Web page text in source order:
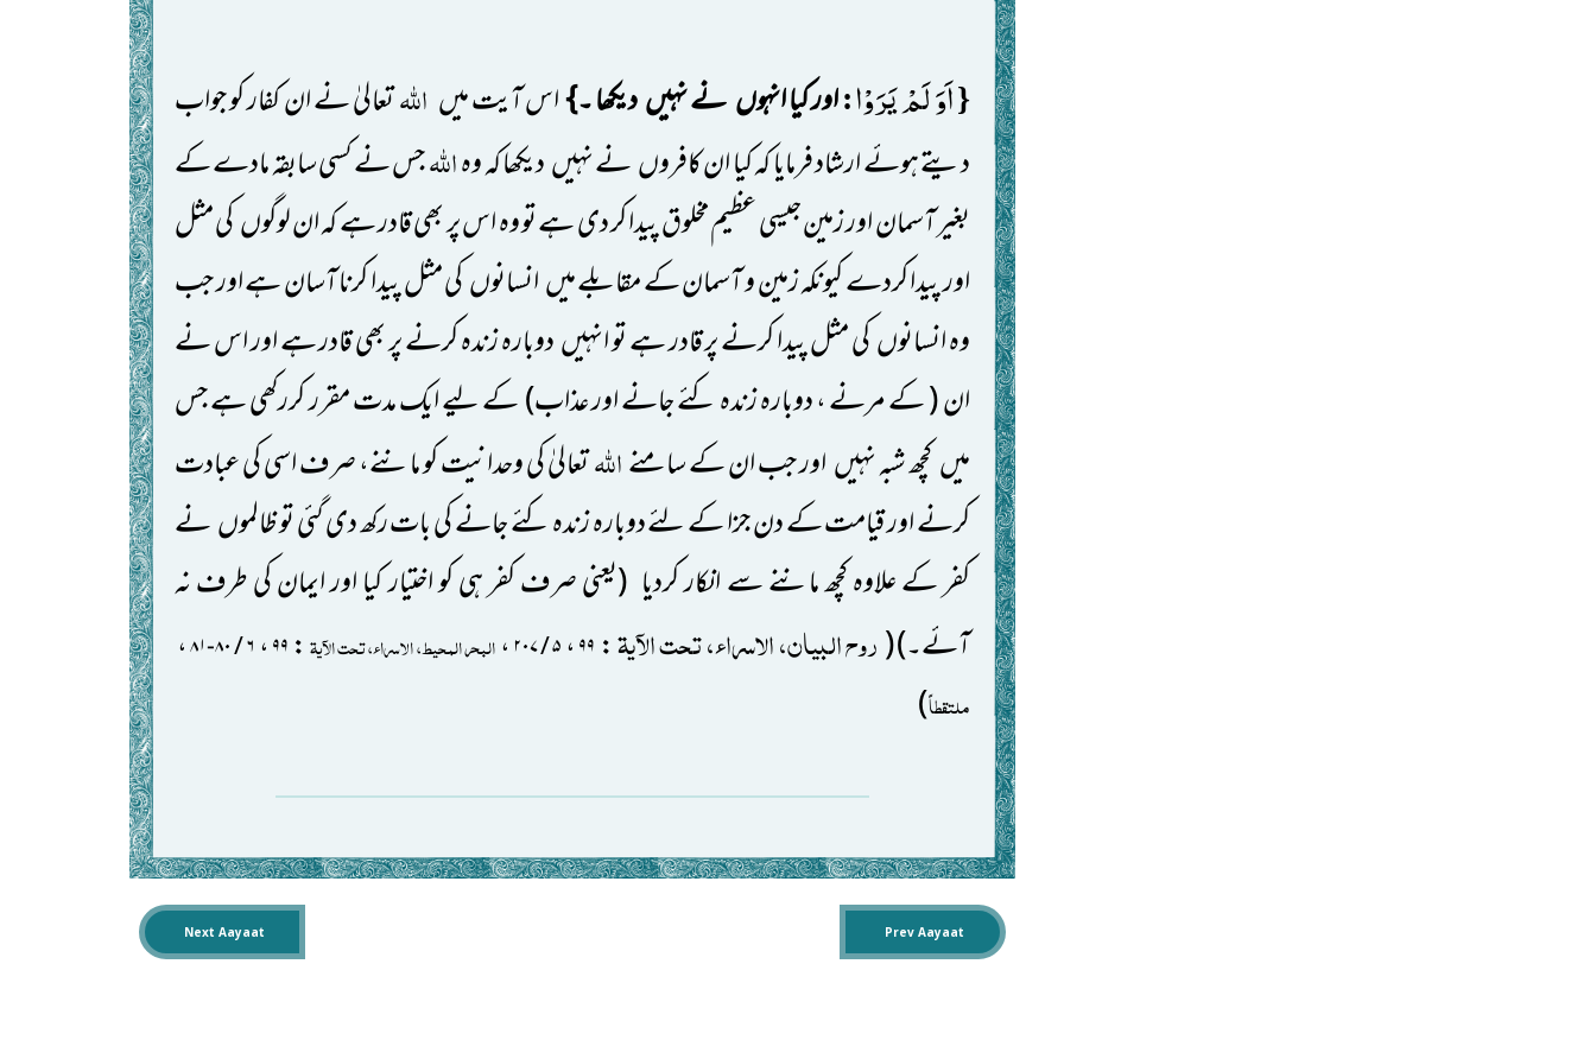
{اَوَ لَمْ یَرَوْا:اور کیا انہوںنے نہیںدیکھا ۔}اس آیت میں اللّٰہتعالیٰ نے ان کفار کو جواب
دیتے ہوئے ارشاد فرمایا کہ کیا ان کافروںنے نہیںدیکھا کہ وہاللّٰہجس نے کسی سابقہ مادے کے
بغیر آسمان اور زمین جیسی عظیم مخلوق پیدا کر دی ہے تو وہ اس پر بھی قادر ہے کہ ان لوگوںکی مثل
اور پیدا کردے کیونکہ زمین و آسمان کے مقابلے میںانسانوںکی مثل پیدا کرنا آسان ہے اور جب
وہ انسانوںکی مثل پیدا کرنے پر قادر ہے تو انہیںدوبارہ زندہ کرنے پر بھی قادر ہے اور اس نے
ان( کے مرنے ، دوبارہ زندہ کئے جانے اور عذاب)کے لیے ایک مدت مقرر کررکھی ہے جس
میںکچھ شبہ نہیںاور جب ان کے سامنےاللّٰہتعالیٰ کی وحدانیت کو ماننے، صرف اسی کی عبادت
کرنے اور قیامت کے دن جزا کے لئے دوبارہ زندہ کئے جانے کیبات رکھ دی گئی تو ظالموںنے
کفر کے علاوہ کچھ ماننے سے انکار کردیا (یعنی صرف کفر ہی کو اختیار کیا اور ایمان کی طرف نہ
آئے۔)(روح البیان، الاسراء، تحت الآیۃ: ۹۹،۵ / ۲۰۷ ،البحر المحیط، الاسراء، تحت الآیۃ :۹۹،۶ / ۸۰-۸۱ ،
ملتقطاً)
Prev Aayaat
Next Aayaat